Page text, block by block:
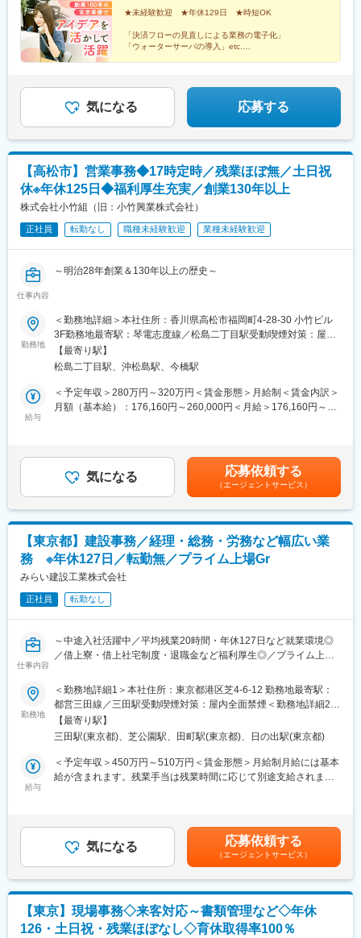
★未経験歓迎 ★年休129日 ★時短OK
「決済フローの見直しによる業務の電子化」
「ウォーターサーバの導入」etc.
気になる 応募する
【高松市】営業事務◆17時定時／残業ほぼ無／土日祝
休※年休125日◆福利厚生充実／創業130年以上
株式会社小竹組（旧：小竹興業株式会社）
正社員 転勤なし 職種未経験歓迎 業種未経験歓迎
仕事内容
～明治28年創業＆130年以上の歴史～
営業事務として事務作業や顧客対応などをお任せします。
顧客対応や資料作成、社内調整などの業務を行っていただきま
す。
■当社について：
・官公庁、商業施設、マンション、個人邸宅、オフィス、工場、
寺社仏閣とあらゆる物件、10億円～30億円程度の案件を得意とし
ており、スケールの大きな県内有数のシンボル案件を受注してい
アトップクラス、圧倒的な知名度で地域に貢献しています。
■当社の特徴：
◇役職をつけて呼ぶ文化もなければ、社長室もなく、上下関係を
あまり感じないゆるい社風です。
◇充実した福利厚生：特にキャリアを支援し、建築士、施工管理
技士の資格学校の費用補助を100％させていただいています。
勤務地
＜勤務地詳細＞本社住所：香川県高松市福岡町4-28-30 小竹ビル
3F勤務地最寄駅：琴電志度線／松島二丁目駅受動喫煙対策：屋内
全面禁煙
【最寄り駅】
松島二丁目駅、沖松島駅、今橋駅
給与
＜予定年収＞280万円～320万円＜賃金形態＞月給制＜賃金内訳＞
月額（基本給）：176,160円～260,000円＜月給＞176,160円～
までも目安の金額であり、選考を通じて上下する可能性がありま
す。月給(月額)は固定手当を含めた表記です。
気になる 応募依頼する
（エージェントサービス）
【東京都】建設事務／経理・総務・労務など幅広い業
務 ※年休127日／転勤無／プライム上場Gr
みらい建設工業株式会社
正社員 転勤なし
仕事内容
～中途入社活躍中／平均残業20時間・年休127日など就業環境◎
／借上寮・借上社宅制度・退職金など福利厚生◎／プライム上場
■業務概要：
海上土木に強みを持つマリコン企業である当社の支店にて、事務
（経理、人事、労務、総務）の仕事をお任せいたします。適性に
応じてメイン業務を決定します。
■業務詳細：
現場の調整業務、経理業務、総務業務などを担当いただきます。
・労務対応
・現場の事務的な支援など
ムワーク重視の職場です。
■業務の魅力：
勤務地
＜勤務地詳細1＞本社住所：東京都港区芝4-6-12 勤務地最寄駅：
都営三田線／三田駅受動喫煙対策：屋内全面禁煙＜勤務地詳細2＞
東京支店住所：東京都港区芝四丁目9番4号 芝浜ビル8階勤務地最
寄駅：JR山手線線／田町駅受動喫煙対策：屋内全面禁煙変更の範
【最寄り駅】
三田駅(東京都)、芝公園駅、田町駅(東京都)、日の出駅(東京都)
給与
＜予定年収＞450万円～510万円＜賃金形態＞月給制月給には基本
給が含まれます。残業手当は残業時間に応じて別途支給されま
通じて上下する可能性があります。月給(月額)は固定手当を含めた
表記です。気になる 応募依頼する
（エージェントサービス）
【東京】現場事務◇来客対応～書類管理など◇年休
126・土日祝・残業ほぼなし◇育休取得率100％